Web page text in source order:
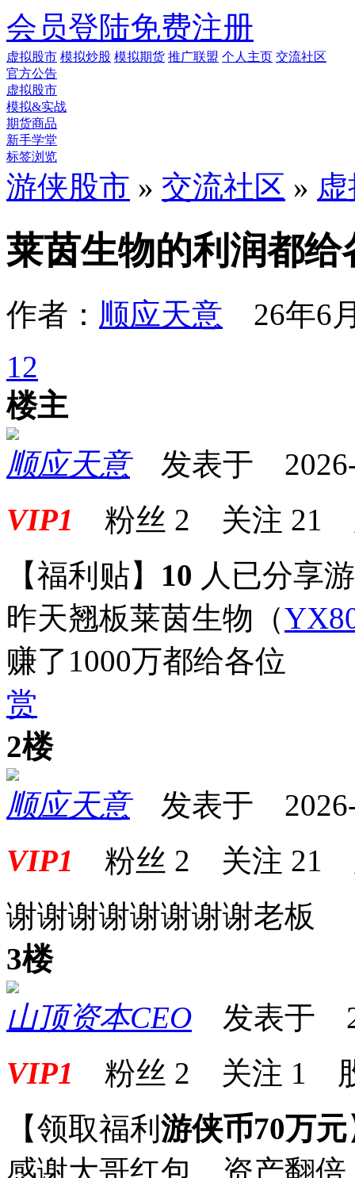
会员登陆免费注册
虚拟股市 模拟炒股 模拟期货 推广联盟 个人主页 交流社区
官方公告
虚拟股市
模拟&实战
期货商品
新手学堂
标签浏览
游侠股市 » 交流社区 »
莱茵生物的利润都给
作者： 顺应天意 26年6
12
楼主
顺应天意发表于 2026-
VIP1 粉丝 2 关注 21
【福利贴】 10 人已分享
昨天翘板莱茵生物 （
赚了1000万都给各位
赏
2楼
顺应天意发表于 2026-
VIP1 粉丝 2 关注 21
谢谢谢谢谢谢谢谢老板
3楼
山顶资本CEO 发表于
VIP1 粉丝 2 关注 1
【领取福利 游侠币70万元
感谢大哥红包，资产翻倍